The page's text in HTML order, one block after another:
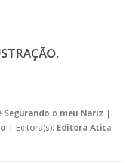
Segurando o meu Nariz |
| Editora(s): Editora Ática